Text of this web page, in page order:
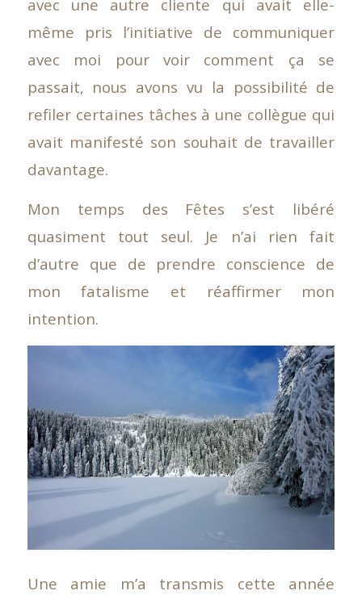
avec une autre cliente qui avait elle-
même pris l’initiative de communiquer
avec moi pour voir comment ça se
passait, nous avons vu la possibilité de
refiler certaines tâches à une collègue qui
avait manifesté son souhait de travailler
davantage.
Mon temps des Fêtes s’est libéré
quasiment tout seul. Je n’ai rien fait
d’autre que de prendre conscience de
mon fatalisme et réaffirmer mon
intention.
Une amie m’a transmis cette année